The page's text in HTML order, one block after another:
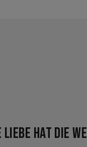
Liebe hat die